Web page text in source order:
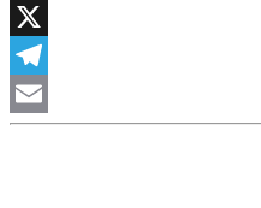
WhatsApp
X
Telegram
Email